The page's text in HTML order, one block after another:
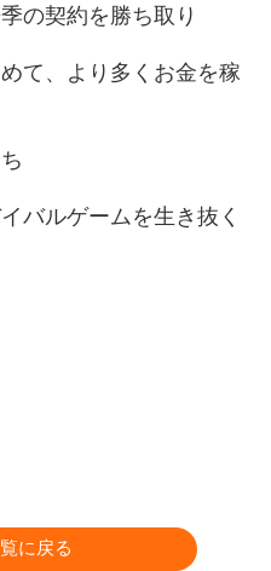
の契約を勝ち取り
て、より多くお金を稼
バルゲームを生き抜く
に戻る